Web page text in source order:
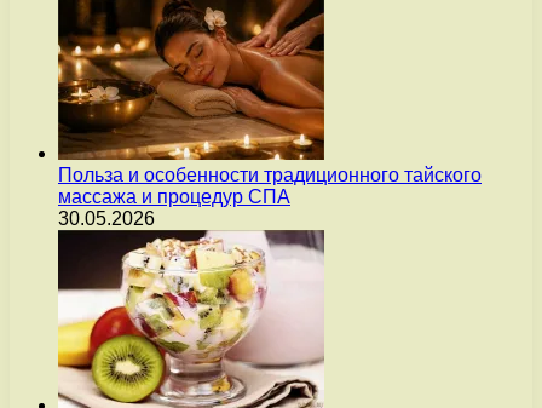
Польза и особенности традиционного тайского
массажа и процедур СПА
30.05.2026